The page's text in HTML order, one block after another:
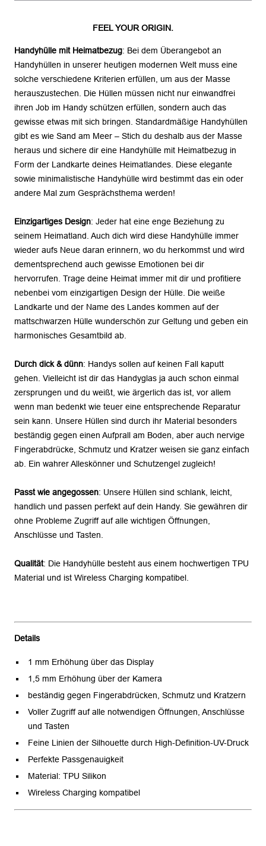
FEEL YOUR ORIGIN.
Handyhülle mit Heimatbezug: Bei dem Überangebot an
Handyhüllen in unserer heutigen modernen Welt muss eine
solche verschiedene Kriterien erfüllen, um aus der Masse
herauszustechen. Die Hüllen müssen nicht nur einwandfrei
ihren Job im Handy schützen erfüllen, sondern auch das
gewisse etwas mit sich bringen. Standardmäßige Handyhüllen
gibt es wie Sand am Meer – Stich du deshalb aus der Masse
heraus und sichere dir eine Handyhülle mit Heimatbezug in
Form der Landkarte deines Heimatlandes. Diese elegante
sowie minimalistische Handyhülle wird bestimmt das ein oder
andere Mal zum Gesprächsthema werden!
Einzigartiges Design: Jeder hat eine enge Beziehung zu
seinem Heimatland. Auch dich wird diese Handyhülle immer
wieder aufs Neue daran erinnern, wo du herkommst und wird
dementsprechend auch gewisse Emotionen bei dir
hervorrufen. Trage deine Heimat immer mit dir und profitiere
nebenbei vom einzigartigen Design der Hülle. Die weiße
Landkarte und der Name des Landes kommen auf der
mattschwarzen Hülle wunderschön zur Geltung und geben ein
harmonisches Gesamtbild ab.
Durch dick & dünn: Handys sollen auf keinen Fall kaputt
gehen. Vielleicht ist dir das Handyglas ja auch schon einmal
zersprungen und du weißt, wie ärgerlich das ist, vor allem
wenn man bedenkt wie teuer eine entsprechende Reparatur
sein kann. Unsere Hüllen sind durch ihr Material besonders
beständig gegen einen Aufprall am Boden, aber auch nervige
Fingerabdrücke, Schmutz und Kratzer weisen sie ganz einfach
ab. Ein wahrer Alleskönner und Schutzengel zugleich!
Passt wie angegossen: Unsere Hüllen sind schlank, leicht,
handlich und passen perfekt auf dein Handy. Sie gewähren dir
ohne Probleme Zugriff auf alle wichtigen Öffnungen,
Anschlüsse und Tasten.
Qualität: Die Handyhülle besteht aus einem hochwertigen TPU
Material und ist Wireless Charging kompatibel.
Details
1 mm Erhöhung über das Display
1,5 mm Erhöhung über der Kamera
beständig gegen Fingerabdrücken, Schmutz und Kratzern
Voller Zugriff auf alle notwendigen Öffnungen, Anschlüsse
und Tasten
Feine Linien der Silhouette durch High-Definition-UV-Druck
Perfekte Passgenauigkeit
Material: TPU Silikon
Wireless Charging kompatibel